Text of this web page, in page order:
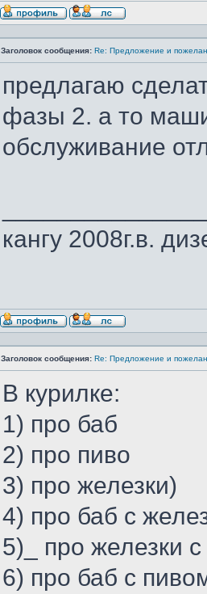
Заголовок сообщения: Re: Предложение и
предлагаю
фазы 2. а то
обслуживание
кангу 2008г.в.
Заголовок сообщения: Re: Предложение и
В курилке:
1) про баб
2) про пиво
3) про железки)
4) про баб с
5)_ про железки
6) про баб с